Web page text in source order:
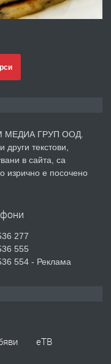
преди 4 дни
МЕБЕЛИ.
обзаведен
Орфей
МЕДИА ГРУП ООД.
текстови,
в сайта, са
изрично е посочено
277
555
554 - Реклама
еТВ